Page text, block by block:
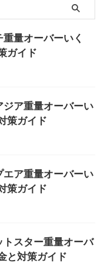
量オーバーいく
ガイド
ジア重量オーバーい
策ガイド
エア重量オーバーい
策ガイド
トスター重量オーバ
と対策ガイド